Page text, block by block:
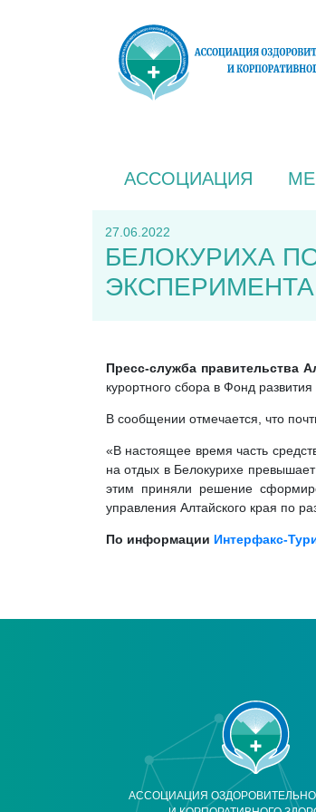
АССОЦИАЦИЯ
27.06.2022
БЕЛОКУРИХА
ЭКСПЕРИМЕНТА
Пресс-служба правительства
курортного сбора в Фонд
В сообщении отмечается, что
«В настоящее время часть
на отдых в Белокурихе
этим приняли решение
управления Алтайского края по
По информации Интерфакс-
АССОЦИАЦИЯ